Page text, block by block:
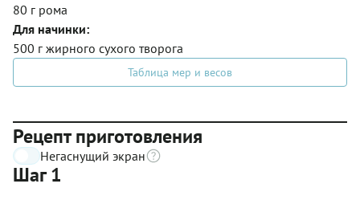
80 г рома
Для начинки:
500 г жирного сухого творога
Таблица мер и весов
Рецепт приготовления
Негаснущий экран
Шаг 1